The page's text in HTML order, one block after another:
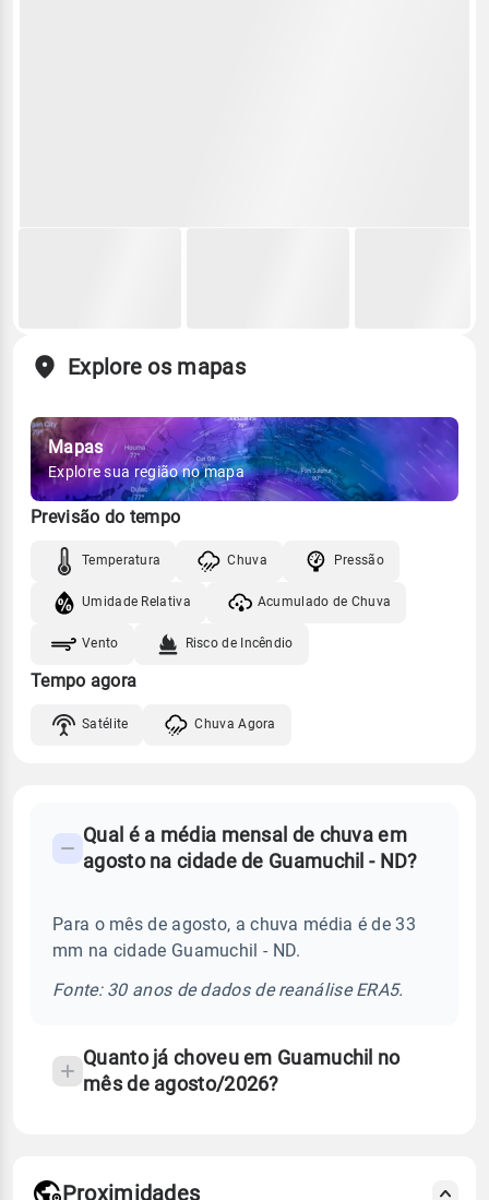
Explore os mapas
Mapas
Explore sua região no mapa
Previsão do tempo
Temperatura Chuva Pressão
Umidade Relativa Acumulado de Chuva
Vento Risco de Incêndio
Tempo agora
Satélite Chuva Agora
Perguntas
sobre
chuva
Qual é a média mensal de chuva em
agosto na cidade de Guamuchil - ND?
Para o mês de agosto, a chuva média é de 33
mm na cidade Guamuchil - ND.
Fonte: 30 anos de dados de reanálise ERA5.
Quanto já choveu em Guamuchil no
mês de agosto/2026?
Proximidades